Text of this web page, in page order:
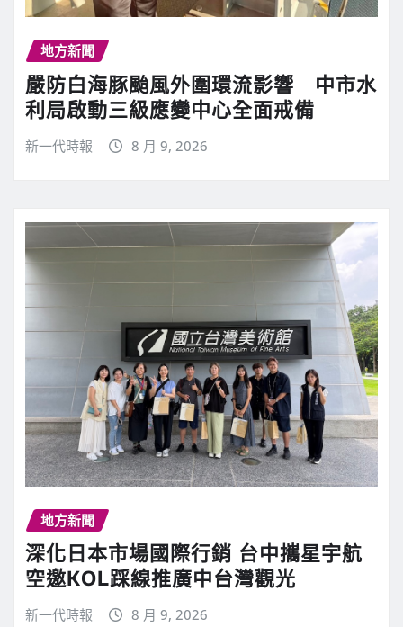
地方新聞
嚴防白海豚颱風外圍環流影響 中市水
利局啟動三級應變中心全面戒備
新一代時報 8 月 9, 2026
地方新聞
深化日本市場國際行銷 台中攜星宇航
空邀KOL踩線推廣中台灣觀光
新一代時報 8 月 9, 2026